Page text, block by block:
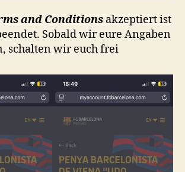
and Conditions akzeptiert ist
Sobald wir eure Angaben
schalten wir euch frei